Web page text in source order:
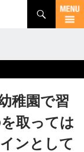
稚園で習
取っては
ンとして